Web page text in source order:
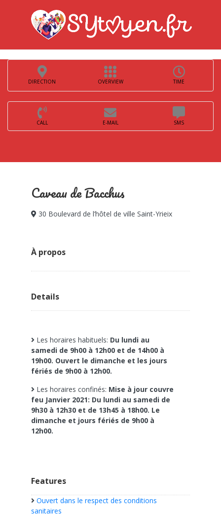
DIRECTION OVERVIEW TIME
CALL E-MAIL SMS
Caveau de Bacchus
30 Boulevard de l’hôtel de ville Saint-Yrieix
À propos
Details
Les horaires habituels: Du lundi au
samedi de 9h00 à 12h00 et de 14h00 à
19h00. Ouvert le dimanche et les jours
fériés de 9h00 à 12h00.
Les horaires confinés: Mise à jour couvre
feu Janvier 2021: Du lundi au samedi de
9h30 à 12h30 et de 13h45 à 18h00. Le
dimanche et jours fériés de 9h00 à
12h00.
Features
Ouvert dans le respect des conditions
sanitaires